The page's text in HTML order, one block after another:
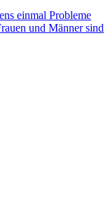
einmal Probleme
und Männer sind